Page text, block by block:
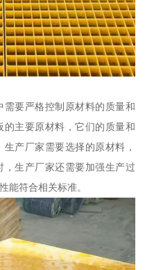
要严格控制原材料的质量和
主要原材料，它们的质量和
产厂家需要选择的原材料，
生产厂家还需要加强生产过
能符合相关标准。